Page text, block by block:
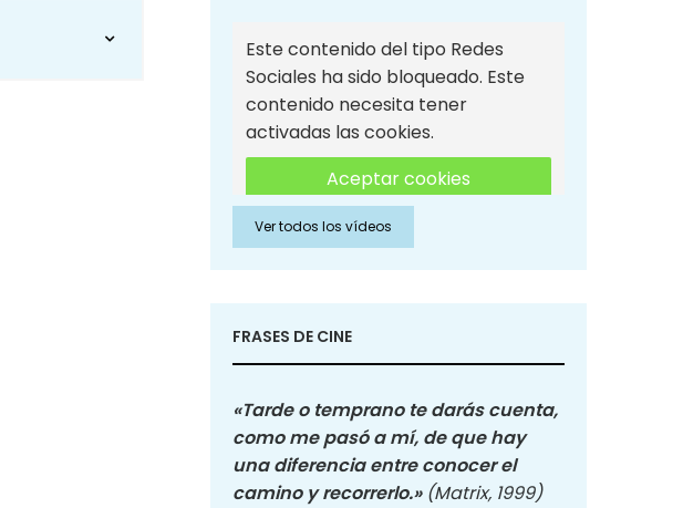
Este contenido del tipo Redes
Sociales ha sido bloqueado. Este
contenido necesita tener
activadas las cookies.
Aceptar cookies
Aceptar cookies de Redes
Sociales
Ver todos los vídeos
FRASES DE CINE
«Tarde o temprano te darás cuenta,
como me pasó a mí, de que hay
una diferencia entre conocer el
camino y recorrerlo.» (Matrix, 1999)